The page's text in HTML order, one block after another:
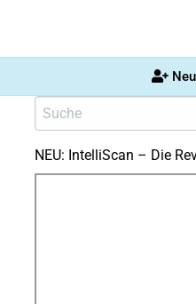
NEU: IntelliScan – Die